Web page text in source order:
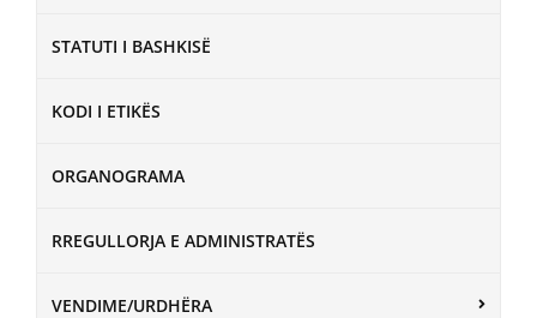
STATUTI I BASHKISË
KODI I ETIKËS
ORGANOGRAMA
RREGULLORJA E ADMINISTRATËS
VENDIME/URDHËRA